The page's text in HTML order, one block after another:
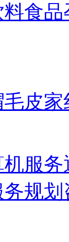
食品
毛皮家
服务
规划